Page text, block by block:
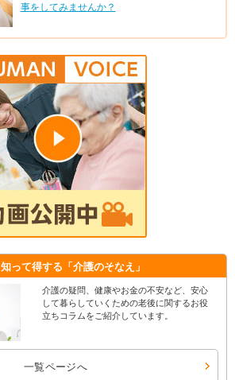
事をしてみませんか？
知って得する 「介護のそなえ」
介護の疑問、健康やお金の不安など、安心
して暮らしていくための老後に関するお役
立ちコラムをご紹介しています。
一覧ページへ